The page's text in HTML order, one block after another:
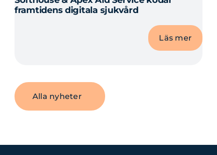
framtidens digitala sjukvård
Läs mer
Alla nyheter